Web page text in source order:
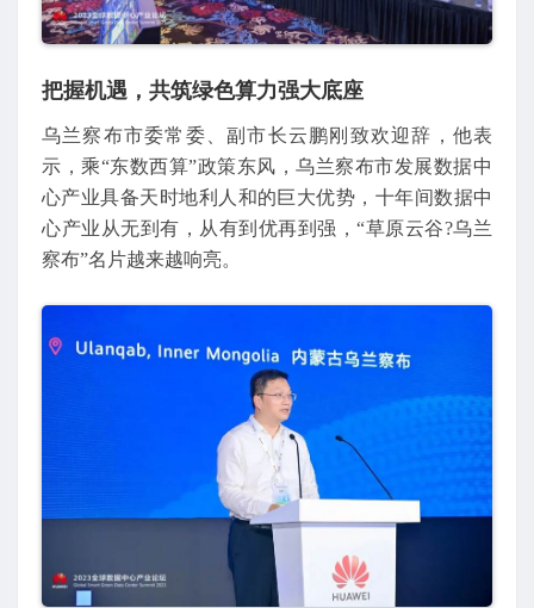
把握机遇，共筑绿色算力强大底座
乌兰察布市委常委、副市长云鹏刚致欢迎辞，他表
示，乘“东数西算”政策东风，乌兰察布市发展数据中
心产业具备天时地利人和的巨大优势，十年间数据中
心产业从无到有，从有到优再到强，“草原云谷?乌兰
察布”名片越来越响亮。